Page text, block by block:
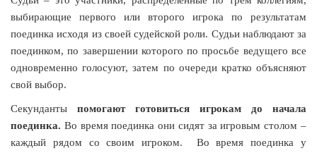
выбирающие первого или второго игрока по результатам
поединка исходя из своей судейской роли. Судьи наблюдают за
поединком, по завершении которого по просьбе ведущего все
одновременно голосуют, затем по очереди кратко объясняют
свой выбор.
Секунданты помогают готовиться игрокам до начала
поединка. Во время поединка они сидят за игровым столом –
каждый рядом со своим игроком.
Во время поединка у